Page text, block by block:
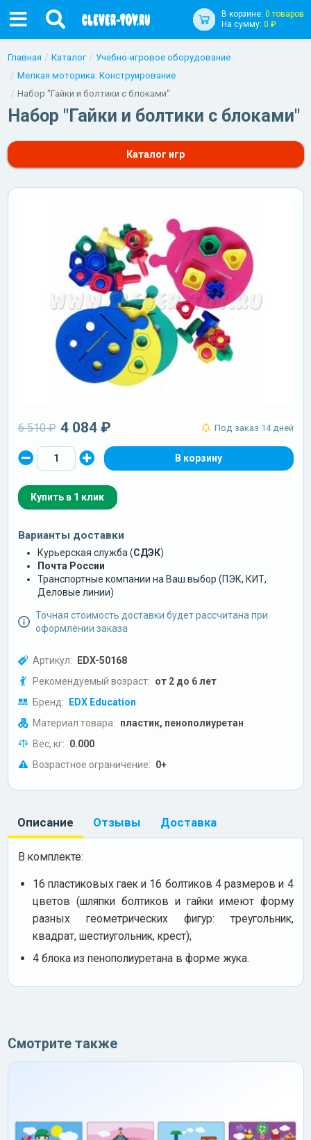
В корзине: 0 товаров
На сумму: 0 ₽
Главная Каталог
Учебно-игровое оборудование
Мелкая моторика. Конструирование
Набор "Гайки и болтики с блоками"
Набор "Гайки и болтики с блоками"
Каталог игр
6 510 ₽ 4 084 ₽ Под заказ 14 дней
Купить в 1 клик
Варианты доставки
Курьерская служба (СДЭК)
Почта России
Транспортные компании на Ваш выбор (ПЭК, КИТ,
Деловые линии)
Точная стоимость доставки будет рассчитана при
оформлении заказа
Артикул: EDX-50168
Рекомендуемый возраст: от 2 до 6 лет
Бренд: EDX Education
Материал товара: пластик, пенополиуретан
Вес, кг: 0.000
Возрастное ограничение: 0+
Описание Отзывы Доставка
В комплекте:
16 пластиковых гаек и 16 болтиков 4 размеров и 4
цветов (шляпки болтиков и гайки имеют форму
разных геометрических фигур: треугольник,
квадрат, шестиугольник, крест);
4 блока из пенополиуретана в форме жука.
Смотрите также